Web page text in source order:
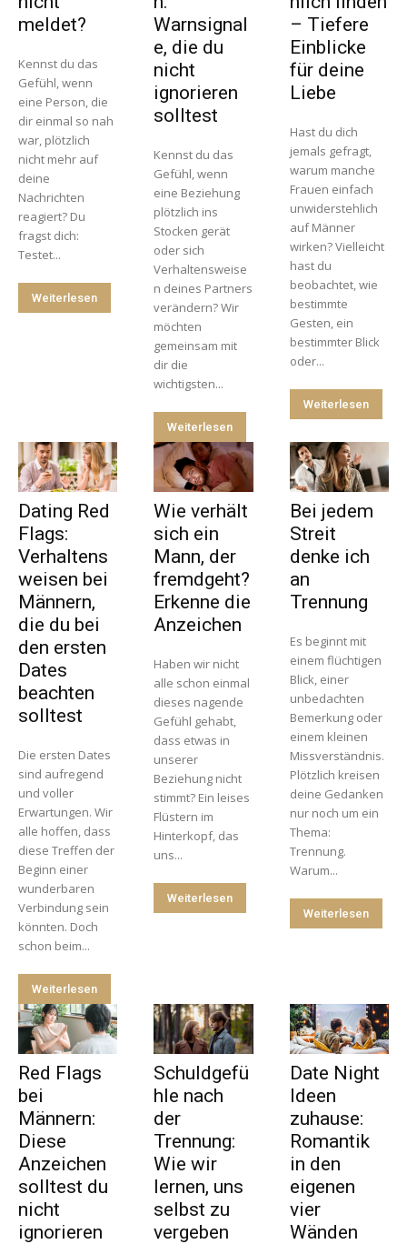
meldet?
Kennst du das
Gefühl, wenn
eine Person, die
dir einmal so nah
war, plötzlich
nicht mehr auf
deine
Nachrichten
reagiert? Du
fragst dich:
Testet...
Weiterlesen
Warnsignal
e, die du
nicht
ignorieren
solltest
Kennst du das
Gefühl, wenn
eine Beziehung
plötzlich ins
Stocken gerät
oder sich
Verhaltensweise
n deines Partners
verändern? Wir
möchten
gemeinsam mit
dir die
wichtigsten...
Weiterlesen
– Tiefere
Einblicke
für deine
Liebe
Hast du dich
jemals gefragt,
warum manche
Frauen einfach
unwiderstehlich
auf Männer
wirken? Vielleicht
hast du
beobachtet, wie
bestimmte
Gesten, ein
bestimmter Blick
oder...
Weiterlesen
Dating Red
Flags:
Verhaltens
weisen bei
Männern,
die du bei
den ersten
Dates
beachten
solltest
Die ersten Dates
sind aufregend
und voller
Erwartungen. Wir
alle hoffen, dass
diese Treffen der
Beginn einer
wunderbaren
Verbindung sein
könnten. Doch
schon beim...
Weiterlesen
Wie verhält
sich ein
Mann, der
fremdgeht?
Erkenne die
Anzeichen
Haben wir nicht
alle schon einmal
dieses nagende
Gefühl gehabt,
dass etwas in
unserer
Beziehung nicht
stimmt? Ein leises
Flüstern im
Hinterkopf, das
uns...
Weiterlesen
Bei jedem
Streit
denke ich
an
Trennung
Es beginnt mit
einem flüchtigen
Blick, einer
unbedachten
Bemerkung oder
einem kleinen
Missverständnis.
Plötzlich kreisen
deine Gedanken
nur noch um ein
Thema:
Trennung.
Warum...
Weiterlesen
Red Flags
bei
Männern:
Diese
Anzeichen
solltest du
nicht
ignorieren
Schuldgefü
hle nach
der
Trennung:
Wie wir
lernen, uns
selbst zu
vergeben
Date Night
Ideen
zuhause:
Romantik
in den
eigenen
vier
Wänden